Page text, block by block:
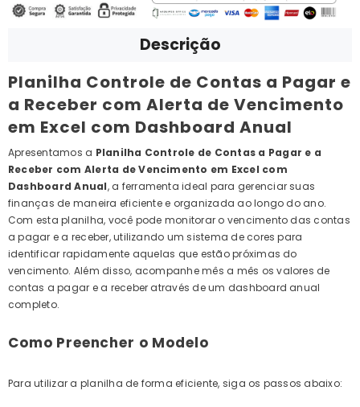
Descrição
Planilha Controle de Contas a Pagar e
a Receber com Alerta de Vencimento
em Excel com Dashboard Anual
Apresentamos a Planilha Controle de Contas a Pagar e a
Receber com Alerta de Vencimento em Excel com
Dashboard Anual, a ferramenta ideal para gerenciar suas
finanças de maneira eficiente e organizada ao longo do ano.
Com esta planilha, você pode monitorar o vencimento das contas
a pagar e a receber, utilizando um sistema de cores para
identificar rapidamente aquelas que estão próximas do
vencimento. Além disso, acompanhe mês a mês os valores de
contas a pagar e a receber através de um dashboard anual
completo.
Como Preencher o Modelo
Para utilizar a planilha de forma eficiente, siga os passos abaixo: